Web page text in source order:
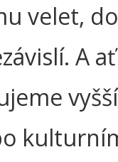
velet,
A